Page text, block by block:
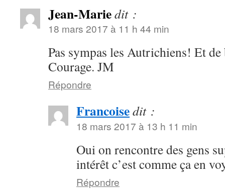
Jean-Mariedit :
18 mars 2017 à 11 h 44 min
Pas sympas les Autrichiens! Et de
Courage. JM
Répondre
Francoisedit :
18 mars 2017 à 13 h 11 min
Oui on rencontre des gens
intérêt c’est comme ça en
Répondre